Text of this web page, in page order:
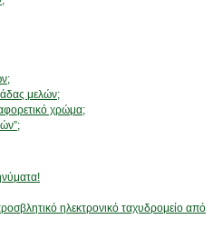
μελών;
χρώμα;
ηλεκτρονικό ταχυδρομείο από